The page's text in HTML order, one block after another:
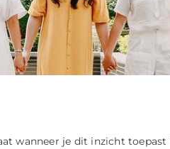
wanneer je dit inzicht toepast